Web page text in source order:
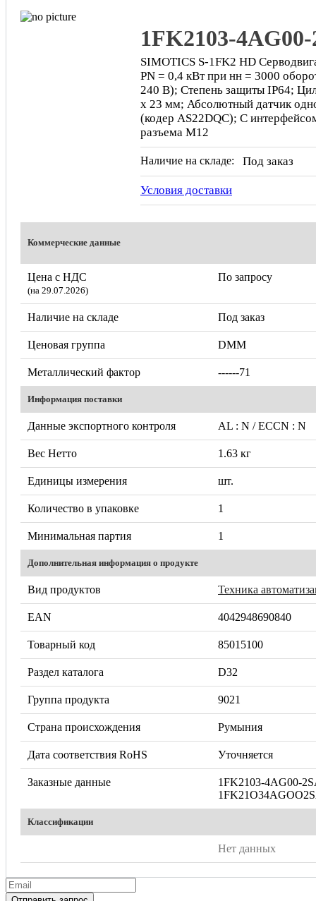
1FK2103-
SIMOTICS S-1FK2 HD
PN = 0,4 кВт при нн = 3000
240 В); Степень защиты IP64;
х 23 мм; Абсолютный датчик
(кодер AS22DQC); С
разъема M12
Наличие на складе: Под заказ
Условия доставки
Коммерческие данные
Цена с НДС
(на 29.07.2026)
По запросу
Наличие на складе Под заказ
Ценовая группа DMM
Металлический фактор ------71
Информация поставки
Данные экспортного контроля AL : N / ECCN : N
Вес Нетто 1.63 кг
Единицы измерения шт.
Количество в упаковке 1
Минимальная партия 1
Дополнительная информация о продукте
Вид продуктов Техника
EAN 4042948690840
Товарный код 85015100
Раздел каталога D32
Группа продукта 9021
Страна происхождения Румыния
Дата соответствия RoHS Уточняется
Заказные данные
1FK2103-4AG00-
Классификации
Нет данных